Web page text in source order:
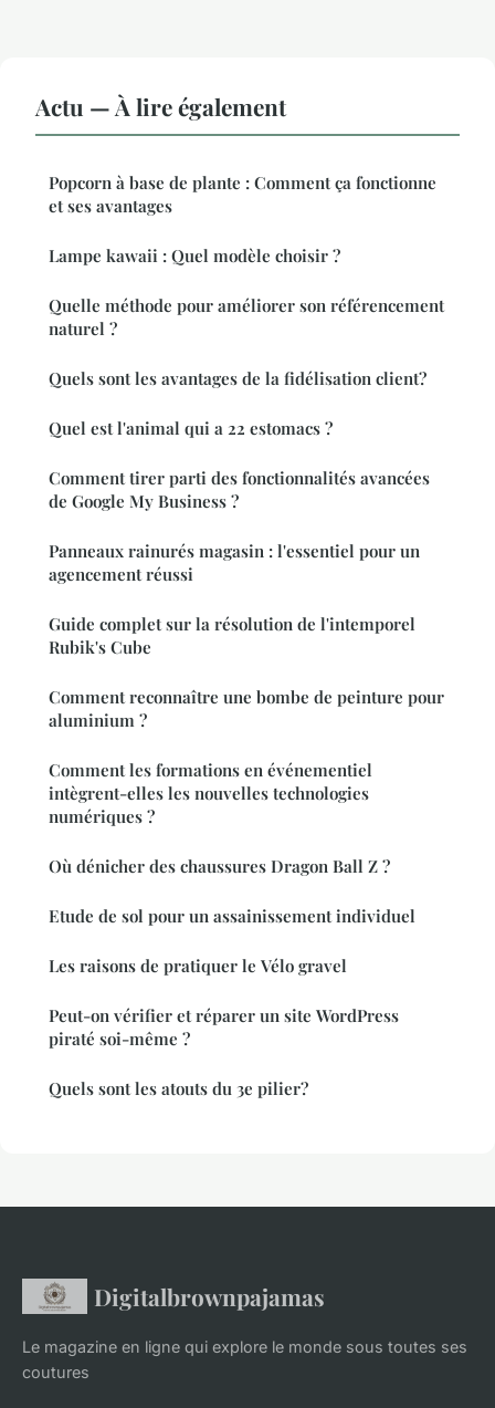
Actu — À lire également
Popcorn à base de plante : Comment ça fonctionne
et ses avantages
Lampe kawaii : Quel modèle choisir ?
Quelle méthode pour améliorer son référencement
naturel ?
Quels sont les avantages de la fidélisation client?
Quel est l'animal qui a 22 estomacs ?
Comment tirer parti des fonctionnalités avancées
de Google My Business ?
Panneaux rainurés magasin : l'essentiel pour un
agencement réussi
Guide complet sur la résolution de l'intemporel
Rubik's Cube
Comment reconnaître une bombe de peinture pour
aluminium ?
Comment les formations en événementiel
intègrent-elles les nouvelles technologies
numériques ?
Où dénicher des chaussures Dragon Ball Z ?
Etude de sol pour un assainissement individuel
Les raisons de pratiquer le Vélo gravel
Peut-on vérifier et réparer un site WordPress
piraté soi-même ?
Quels sont les atouts du 3e pilier?
Digitalbrownpajamas
Le magazine en ligne qui explore le monde sous toutes ses
coutures